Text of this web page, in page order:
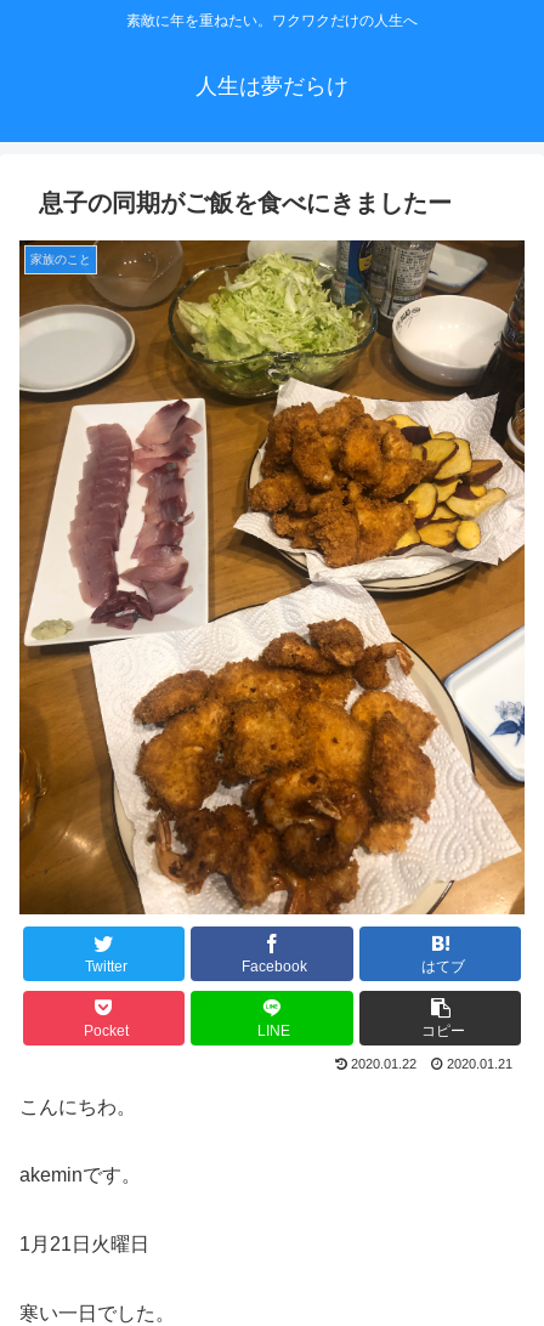
素敵に年を重ねたい。ワクワクだけの人生へ
人生は夢だらけ
息子の同期がご飯を食べにきましたー
家族のこと
Twitter Facebook はてブ
Pocket LINE コピー
2020.01.22 2020.01.21
こんにちわ。
akeminです。
1月21日火曜日
寒い一日でした。